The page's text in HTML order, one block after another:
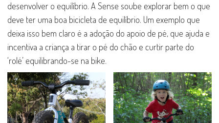
desenvolver o equilíbrio. A Sense soube explorar bem o que
deve ter uma boa bicicleta de equilíbrio. Um exemplo que
deixa isso bem claro é a adoção do apoio de pé, que ajuda e
incentiva a criança a tirar o pé do chão e curtir parte do
‘rolé’ equilibrando-se na bike.